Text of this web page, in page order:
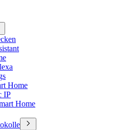
Home
IP
Home